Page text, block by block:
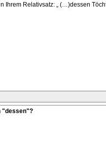
Ihrem Relativsatz: „ (…)dessen
"dessen"?